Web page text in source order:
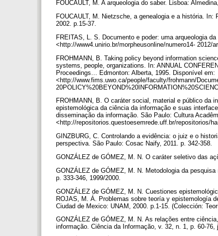
FOUCAULT, M. A arqueologia do saber. Lisboa:
FOUCAULT, M. Nietzsche, a genealogia e a história.
2002. p.15-37.
FREITAS, L. S. Documento e poder: uma arqueologia
<http://www4.unirio.br/morpheusonline/numero14-
FROHMANN, B. Taking policy beyond information
systems, people, organizations. In: ANNUAL
Proceedings… Edmonton: Alberta, 1995. Disponível em:
<http://www.fims.uwo.ca/people/faculty/frohmann/
FROHMANN, B. O caráter social, material e público da
epistemológica da ciência da informação e suas
disseminação da informação. São Paulo: Cultura
<http://repositorios.questoesemrede.uff.br/repositorios/
GINZBURG, C. Controlando a evidência: o juiz e o
perspectiva. São Paulo: Cosac Naify, 2011. p. 342-358.
GONZÁLEZ de GÓMEZ, M. N. O caráter seletivo das
GONZÁLEZ de GÓMEZ, M. N. Metodologia da
p. 333-346, 1999/2000.
GONZÁLEZ de GÓMEZ, M. N. Cuestiones
ROJAS, M. Á. Problemas sobre teoría y epistemología
Ciudad de Mexico: UNAM, 2000. p.1-15. (Colección:
GONZÁLEZ de GÓMEZ, M. N. As relações entre
informação. Ciência da Informação, v. 32, n. 1, p. 60-